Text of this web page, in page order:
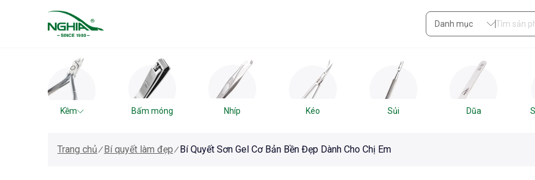
Danh mục
Kềm Bấm móng Nhíp Kéo Sủi Dũa
Trang chủ Bí quyết làm đẹp Bí Quyết Sơn Gel Cơ Bản Bền Đẹp Dành Cho Chị Em